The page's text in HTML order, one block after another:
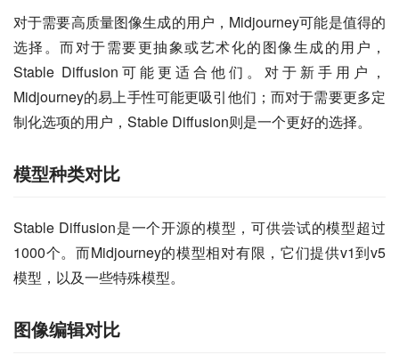
对于需要高质量图像生成的用户，Midjourney可能是值得的
选择。而对于需要更抽象或艺术化的图像生成的用户，
Stable Diffusion可能更适合他们。对于新手用户，
Midjourney的易上手性可能更吸引他们；而对于需要更多定
制化选项的用户，Stable Diffusion则是一个更好的选择。
模型种类对比
Stable Diffusion是一个开源的模型，可供尝试的模型超过
1000个。而Midjourney的模型相对有限，它们提供v1到v5
模型，以及一些特殊模型。
图像编辑对比